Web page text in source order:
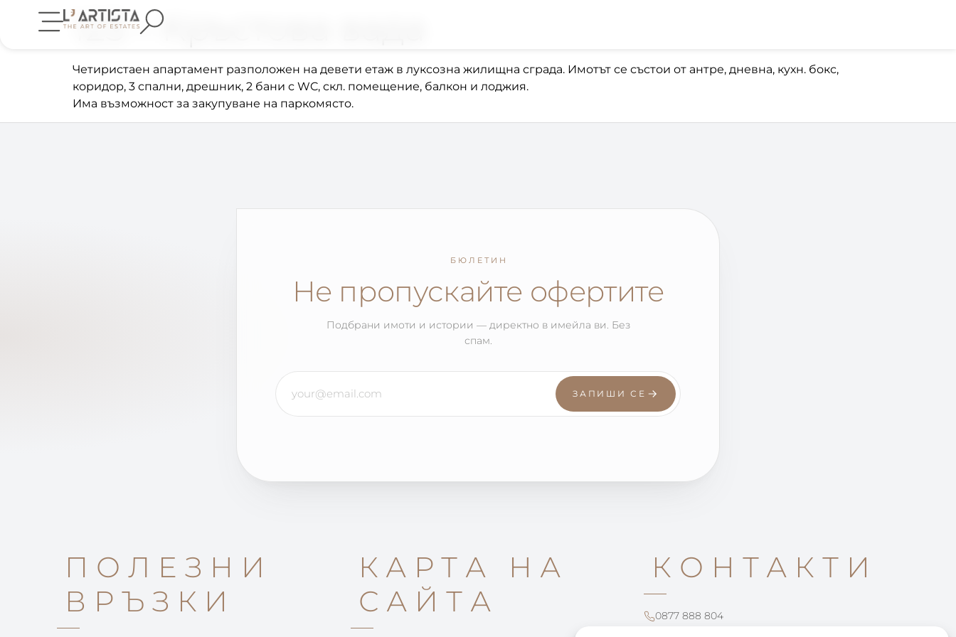
123 – Кръстова вада
Четиристаен апартамент разположен на девети етаж в луксозна жилищна сграда. Имотът се състои от антре, дневна, кухн. бокс,
коридор, 3 спални, дрешник, 2 бани с WC, скл. помещение, балкон и лоджия.
Има възможност за закупуване на паркомясто.
БЮЛЕТИН
Не пропускайте офертите
Подбрани имоти и истории — директно в имейла ви. Без
спам.
ЗАПИШИ СЕ
ПОЛЕЗНИ
ВРЪЗКИ
КАРТА НА
САЙТА
КОНТАКТИ
0877 888 804